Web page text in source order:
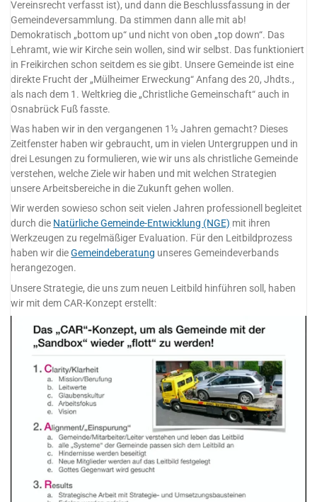
Vereinsrecht verfasst ist), und dann die Beschlussfassung in der
Gemeindeversammlung. Da stimmen dann alle mit ab!
Demokratisch „bottom up“ und nicht von oben „top down“. Das
Lehramt, wie wir Kirche sein wollen, sind wir selbst. Das funktioniert
in Freikirchen schon seitdem es sie gibt. Unsere Gemeinde ist eine
direkte Frucht der „Mülheimer Erweckung“ Anfang des 20, Jhdts.,
als nach dem 1. Weltkrieg die „Christliche Gemeinschaft“ auch in
Osnabrück Fuß fasste.
Was haben wir in den vergangenen 1½ Jahren gemacht? Dieses
Zeitfenster haben wir gebraucht, um in vielen Untergruppen und in
drei Lesungen zu formulieren, wie wir uns als christliche Gemeinde
verstehen, welche Ziele wir haben und mit welchen Strategien
unsere Arbeitsbereiche in die Zukunft gehen wollen.
Wir werden sowieso schon seit vielen Jahren professionell begleitet
durch die Natürliche Gemeinde-Entwicklung (NGE) mit ihren
Werkzeugen zu regelmäßiger Evaluation. Für den Leitbildprozess
haben wir dieGemeindeberatung unseres Gemeindeverbands
herangezogen.
Unsere Strategie, die uns zum neuen Leitbild hinführen soll, haben
wir mit dem CAR-Konzept erstellt: